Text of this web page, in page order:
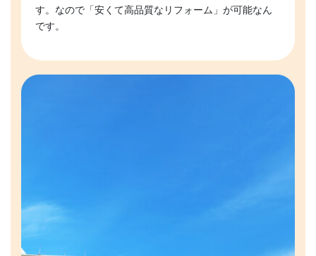
す。なので「安くて高品質なリフォーム」が可能なん
です。